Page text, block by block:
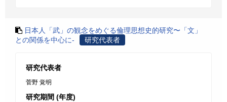
日本人「武」の観念をめぐる倫理思想史的研究〜「文」
との関係を中心に-
研究代表者
研究代表者
菅野 覚明
研究期間 (年度)